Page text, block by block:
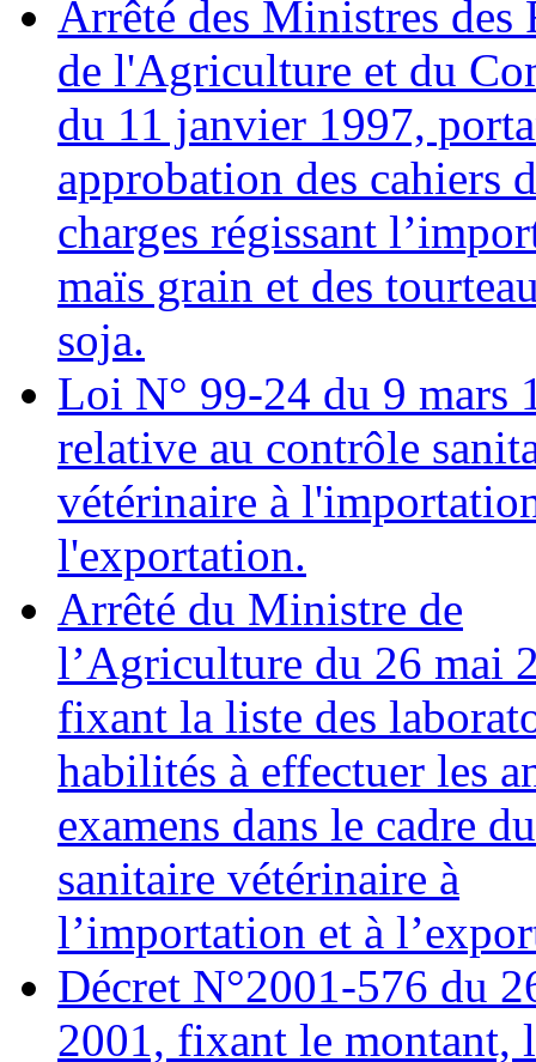
Arrêté des Ministres des
de l'Agriculture et du
du 11 janvier 1997,
approbation des cahiers
charges régissant
maïs grain et des
soja.
Loi N° 99-24 du 9 mars
relative au contrôle
vétérinaire à
l'exportation.
Arrêté du Ministre de
l’Agriculture du 26 mai
fixant la liste des
habilités à effectuer les
examens dans le cadre
sanitaire vétérinaire à
l’importation et à
Décret N°2001-576 du
2001, fixant le montant,